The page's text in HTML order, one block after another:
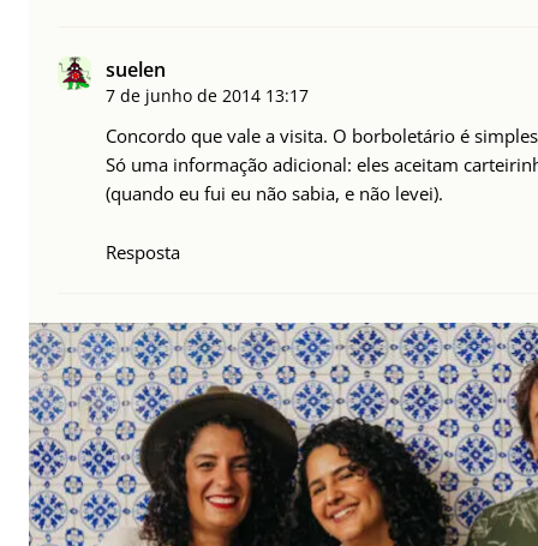
suelen
7 de junho de 2014 13:17
Concordo que vale a visita. O borboletário é
Só uma informação adicional: eles aceitam
(quando eu fui eu não sabia, e não levei).
Resposta